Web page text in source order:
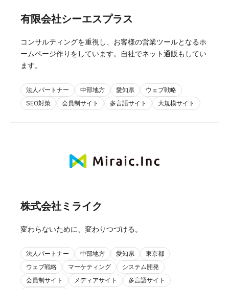
有限会社シーエスプラス
コンサルティングを重視し、お客様の営業ツールとなるホ
ームページ作りをしています。自社でネット通販もしてい
ます。
法人パートナー 中部地方 愛知県
ウェブ戦略
SEO対策
会員制サイト 多言語サイト 大規模サイト
株式会社ミライク
変わらないために、変わりつづける。
法人パートナー 中部地方 愛知県
東京都
ウェブ戦略
マーケティング
システム開発
会員制サイト
メディアサイト
多言語サイト